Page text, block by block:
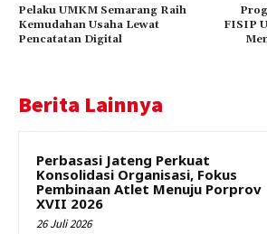
Pelaku UMKM Semarang Raih
Kemudahan Usaha Lewat
Pencatatan Digital
FISIP
Berita Lainnya
Perbasasi Jateng Perkuat
Konsolidasi Organisasi, Fokus
Pembinaan Atlet Menuju Porprov
XVII 2026
26 Juli 2026